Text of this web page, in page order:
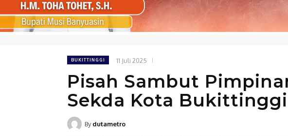
BUKITTINGGI 11 Juli 2025
Pisah Sambut
Sekda Kota Bukittinggi
By dutametro